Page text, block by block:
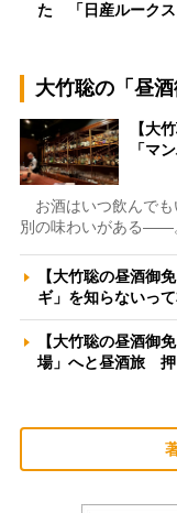
た 「日産ルーク
大竹聡の「昼酒
【大
「マ
お酒はいつ飲んでも
別の味わいがある――
【大竹聡の昼酒御
ギ」を知らないっ
【大竹聡の昼酒御
場」へと昼酒旅